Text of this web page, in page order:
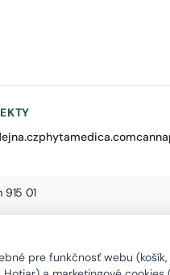
phytamedica.com
915 01
pre funkčnosť webu